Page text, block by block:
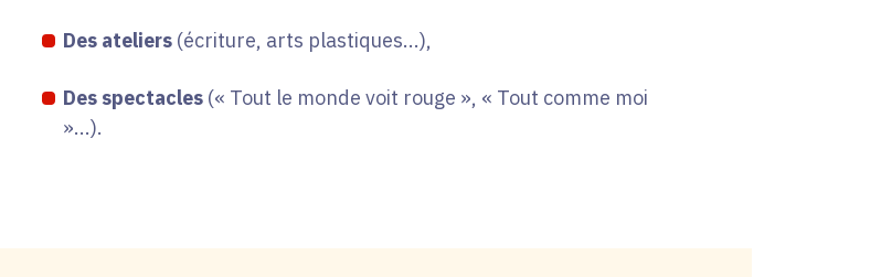
Des ateliers(écriture, arts plastiques...),
Des spectacles(« Tout le monde voit rouge », « Tout comme moi
»...).